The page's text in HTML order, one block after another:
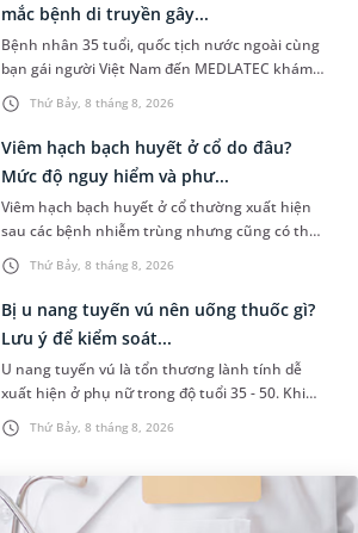
Thứ Bảy, 8 tháng 8, 2026
mắc bệnh di truyền gây...
Bệnh nhân 35 tuổi, quốc tịch nước ngoài cùng
bạn gái người Việt Nam đến MEDLATEC khám
sức khỏe tiền hôn nhân. Qua thăm khám và
làm các xét nghiệm chuyên sâu,...
Thứ Bảy, 8 tháng 8, 2026
Viêm hạch bạch huyết ở cổ do đâu?
Mức độ nguy hiểm và phư...
Viêm hạch bạch huyết ở cổ thường xuất hiện
sau các bệnh nhiễm trùng nhưng cũng có thể
liên quan đến lao hạch hoặc ung thư. Để tìm
hiểu nguyên nhân gây viêm,...
Thứ Bảy, 8 tháng 8, 2026
Bị u nang tuyến vú nên uống thuốc gì?
Lưu ý để kiểm soát...
U nang tuyến vú là tổn thương lành tính dễ
xuất hiện ở phụ nữ trong độ tuổi 35 - 50. Khi
được chẩn đoán mắc bệnh, nhiều người
thường băn khoăn u nang tuyến v...